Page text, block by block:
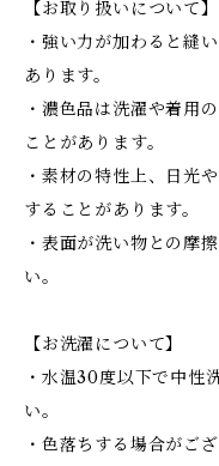
【お取り扱いについて】
・強い力が加わると縫
あります。
・濃色品は洗濯や着用
ことがあります。
・素材の特性上、日光
することがあります。
・表面が洗い物との摩
い。
【お洗濯について】
・水温30度以下で中性
い。
・色落ちする場合がご